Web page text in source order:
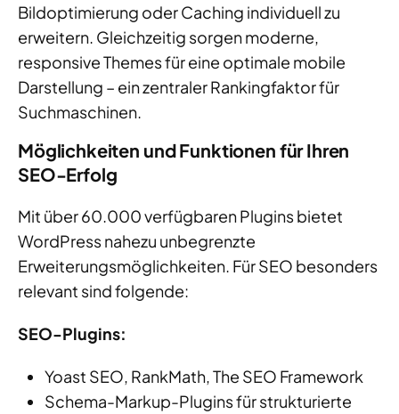
Bildoptimierung oder Caching individuell zu
erweitern. Gleichzeitig sorgen moderne,
responsive Themes für eine optimale mobile
Darstellung – ein zentraler Rankingfaktor für
Suchmaschinen.
Möglichkeiten und Funktionen für Ihren
SEO-Erfolg
Mit über 60.000 verfügbaren Plugins bietet
WordPress nahezu unbegrenzte
Erweiterungsmöglichkeiten. Für SEO besonders
relevant sind folgende:
SEO-Plugins:
Yoast SEO, RankMath, The SEO Framework
Schema-Markup-Plugins für strukturierte